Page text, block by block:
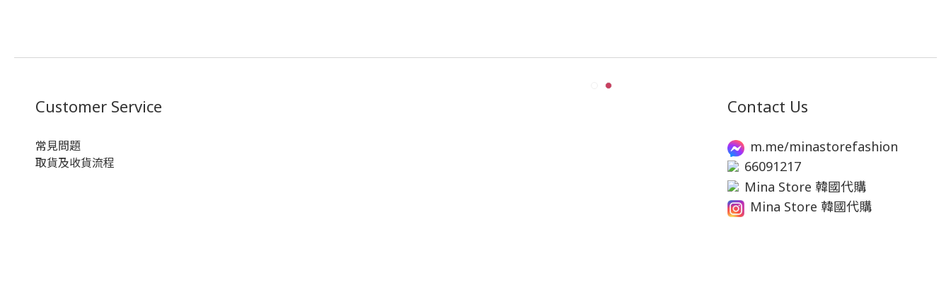
Customer Service
常見問題
取貨及收貨流程
Contact Us
m.me/minastorefashion
66091217
Mina Store 韓國代購
Mina Store 韓國代購